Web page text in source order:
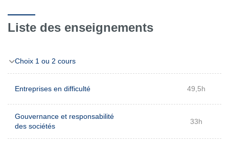
Liste des enseignements
Choix 1 ou 2 cours
Entreprises en difficulté 49,5h
Gouvernance et responsabilité
des sociétés
33h